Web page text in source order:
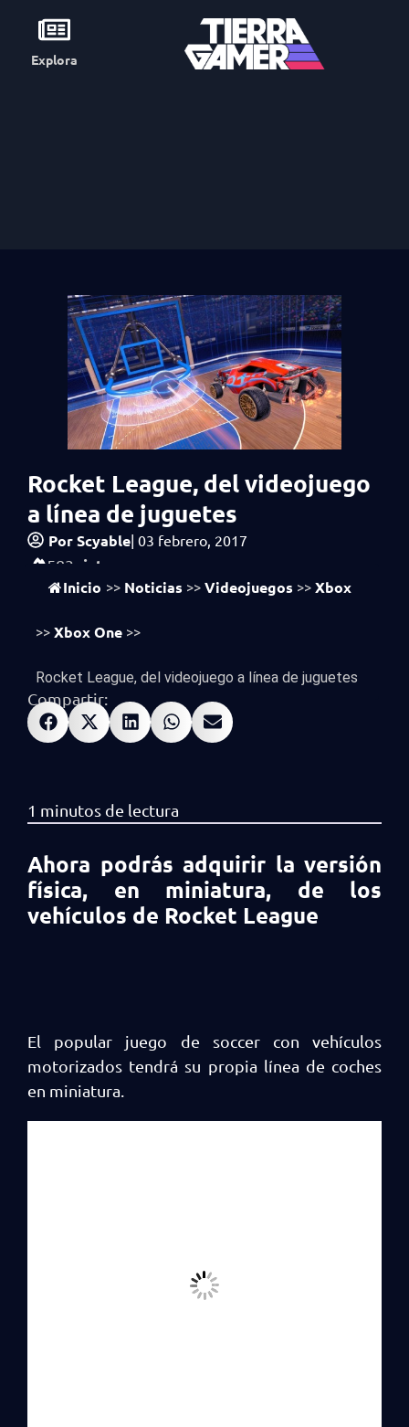
Explora
Rocket League, del videojuego
a línea de juguetes
PorScyable| 03 febrero, 2017
583 vistas
Inicio >> Noticias >> Videojuegos >> Xbox
>> Xbox One >>
Rocket League, del videojuego a línea de juguetes
Compartir:
Ahora podrás adquirir la versión
física, en miniatura, de los
vehículos de Rocket League
El popular juego de soccer con vehículos
motorizados tendrá su propia línea de coches
en miniatura.